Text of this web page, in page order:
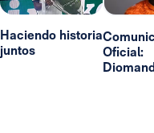
Haciendo historia
juntos
Oficial: